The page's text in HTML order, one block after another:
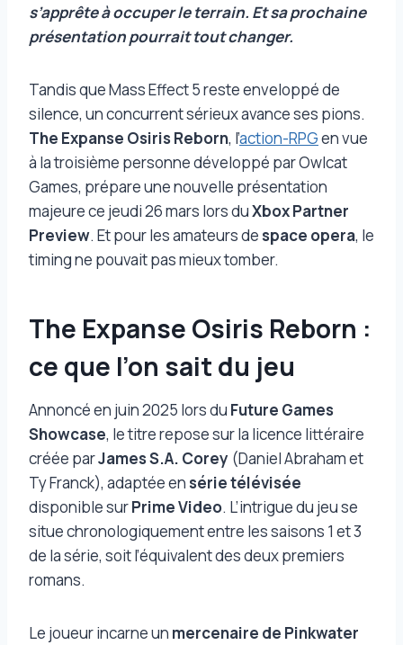
s’apprête à occuper le terrain. Et sa prochaine
présentation pourrait tout changer.
Tandis que Mass Effect 5 reste enveloppé de
silence, un concurrent sérieux avance ses pions.
The Expanse Osiris Reborn, l’action-RPGen vue
à la troisième personne développé par Owlcat
Games, prépare une nouvelle présentation
majeure ce jeudi 26 mars lors duXbox Partner
Preview. Et pour les amateurs de space opera, le
timing ne pouvait pas mieux tomber.
The Expanse Osiris Reborn :
ce que l’on sait du jeu
Annoncé en juin 2025 lors du Future Games
Showcase, le titre repose sur la licence littéraire
créée parJames S.A. Corey (Daniel Abraham et
Ty Franck), adaptée en série télévisée
disponible surPrime Video. L’intrigue du jeu se
situe chronologiquement entre les saisons 1 et 3
de la série, soit l’équivalent des deux premiers
romans.
Le joueur incarne un mercenaire de Pinkwater